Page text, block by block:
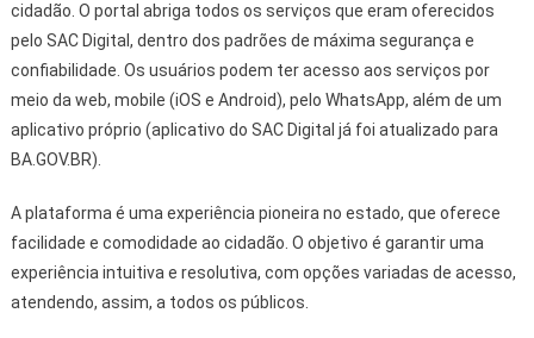
cidadão. O portal abriga todos os serviços que eram oferecidos
pelo SAC Digital, dentro dos padrões de máxima segurança e
confiabilidade. Os usuários podem ter acesso aos serviços por
meio da web, mobile (iOS e Android), pelo WhatsApp, além de um
aplicativo próprio (aplicativo do SAC Digital já foi atualizado para
BA.GOV.BR).
A plataforma é uma experiência pioneira no estado, que oferece
facilidade e comodidade ao cidadão. O objetivo é garantir uma
experiência intuitiva e resolutiva, com opções variadas de acesso,
atendendo, assim, a todos os públicos.